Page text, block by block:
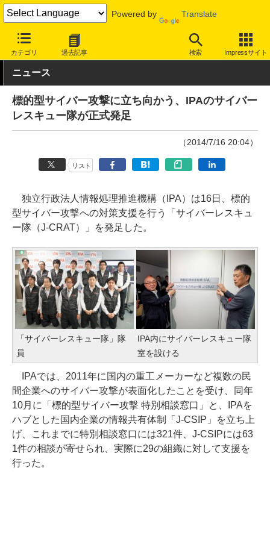
Powered by Translate
カテゴリ 過去記事 検索 Impressサイト
INTERNET Watch トピック その他
ニュース
標的型サイバー攻撃に立ち向かう、IPAのサイバー
レスキュー隊が正式発足
（2014/7/16 20:04）
リスト
独立行政法人情報処理推進機構（IPA）は16日、標的
型サイバー攻撃への対策支援を行う「サイバーレスキュ
ー隊（J-CRAT）」を発足した。
「サイバーレスキュー隊」隊
員
IPA内にサイバーレスキュー隊
室を設ける
IPAでは、2011年に国内の重工メーカーなど複数の民
間企業へのサイバー攻撃が表面化したことを受け、同年
10月に「標的型サイバー攻撃 特別相談窓口」と、IPAを
ハブとした国内企業の情報共有体制「J-CSIP」を立ち上
げ、これまでに特別相談窓口には321件、J-CSIPには63
1件の相談が寄せられ、実際に29の組織に対して支援を
行った。